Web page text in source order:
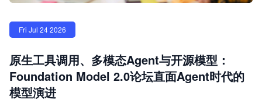
Fri Jul 24 2026
原生工具调用、多模态Agent与开源模型：
Foundation Model 2.0论坛直面Agent时代的
模型演进